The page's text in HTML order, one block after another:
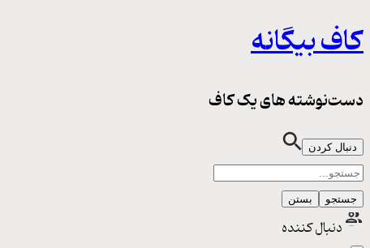
کاف بیگانه
دست‌نوشته های یک کاف
دنبال کردن
جستجو بستن
دنبال کننده